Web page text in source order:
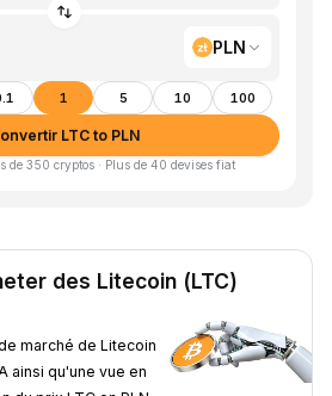
PLN
1 5 10 100
LTC to PLN
de 350 cryptos · Plus de 40 devises fiat
des Litecoin (LTC)
marché de Litecoin
ainsi qu'une vue en